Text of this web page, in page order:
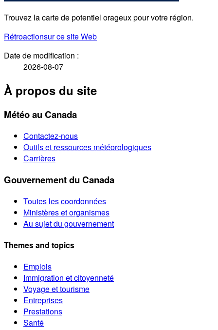
Trouvez la carte de potentiel orageux pour votre région.
Rétroactionsur ce site Web
Date de modification :
2026-08-07
À propos du site
Météo au Canada
Contactez-nous
Outils et ressources météorologiques
Carrières
Gouvernement du Canada
Toutes les coordonnées
Ministères et organismes
Au sujet du gouvernement
Themes and topics
Emplois
Immigration et citoyenneté
Voyage et tourisme
Entreprises
Prestations
Santé